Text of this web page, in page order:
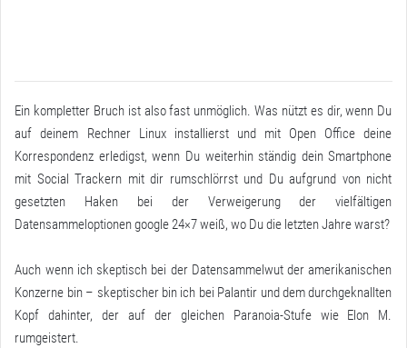
Ein kompletter Bruch ist also fast unmöglich. Was nützt es dir, wenn Du
auf deinem Rechner Linux installierst und mit Open Office deine
Korrespondenz erledigst, wenn Du weiterhin ständig dein Smartphone
mit Social Trackern mit dir rumschlörrst und Du aufgrund von nicht
gesetzten Haken bei der Verweigerung der vielfältigen
Datensammeloptionen google 24×7 weiß, wo Du die letzten Jahre warst?
Auch wenn ich skeptisch bei der Datensammelwut der amerikanischen
Konzerne bin – skeptischer bin ich bei Palantir und dem durchgeknallten
Kopf dahinter, der auf der gleichen Paranoia-Stufe wie Elon M.
rumgeistert.